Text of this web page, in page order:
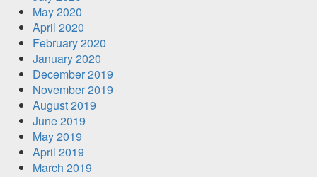
May 2020
April 2020
February 2020
January 2020
December 2019
November 2019
August 2019
June 2019
May 2019
April 2019
March 2019